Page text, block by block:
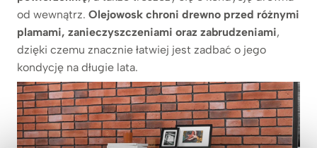
od wewnątrz. Olejowosk chroni drewno przed różnymi
plamami, zanieczyszczeniami oraz zabrudzeniami,
dzięki czemu znacznie łatwiej jest zadbać o jego
kondycję na długie lata.